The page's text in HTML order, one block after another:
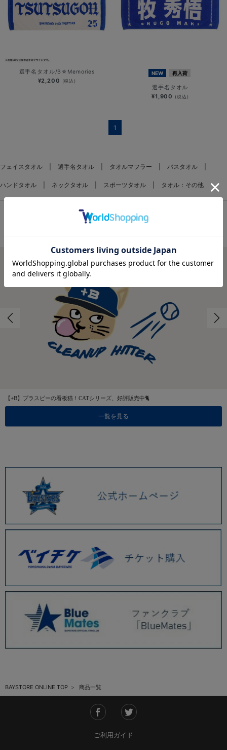
選手名タオル/B☆Memories
¥2,200 (税込)
NEW 再入荷
選手名タオル
¥1,900 (税込)
1
フェイスタオル 選手名タオル タオルマフラー バスタオル
ハンドタオル ネックタオル スポーツタオル タオル：その他
FEATURES
【+B】プラスビーの看板猫！CATシリーズ、好評販売中🐈
一覧を見る
BAYSTORE ONLINE TOP 商品一覧
ご利用ガイド